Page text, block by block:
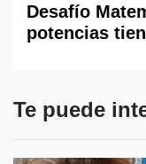
Desafío
potencias
Te puede